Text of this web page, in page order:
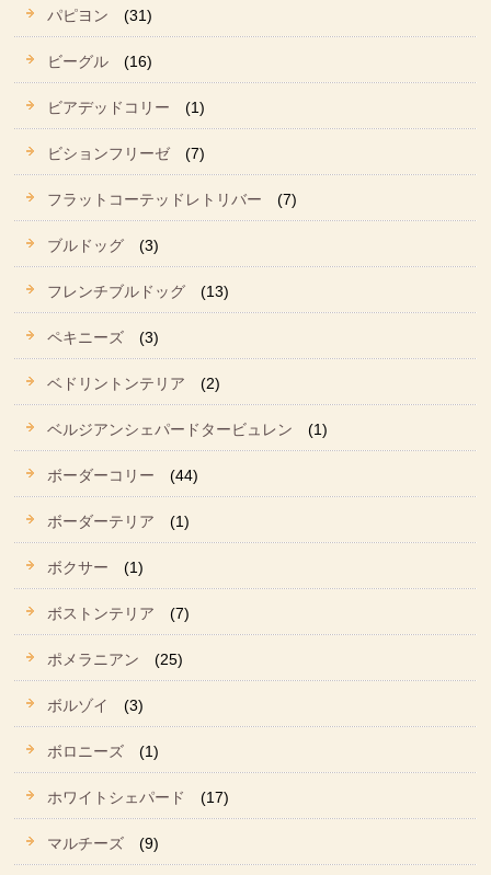
パピヨン (31)
ビーグル (16)
ビアデッドコリー (1)
ビションフリーゼ (7)
フラットコーテッドレトリバー (7)
ブルドッグ (3)
フレンチブルドッグ (13)
ペキニーズ (3)
ベドリントンテリア (2)
ベルジアンシェパードタービュレン (1)
ボーダーコリー (44)
ボーダーテリア (1)
ボクサー (1)
ボストンテリア (7)
ポメラニアン (25)
ボルゾイ (3)
ボロニーズ (1)
ホワイトシェパード (17)
マルチーズ (9)